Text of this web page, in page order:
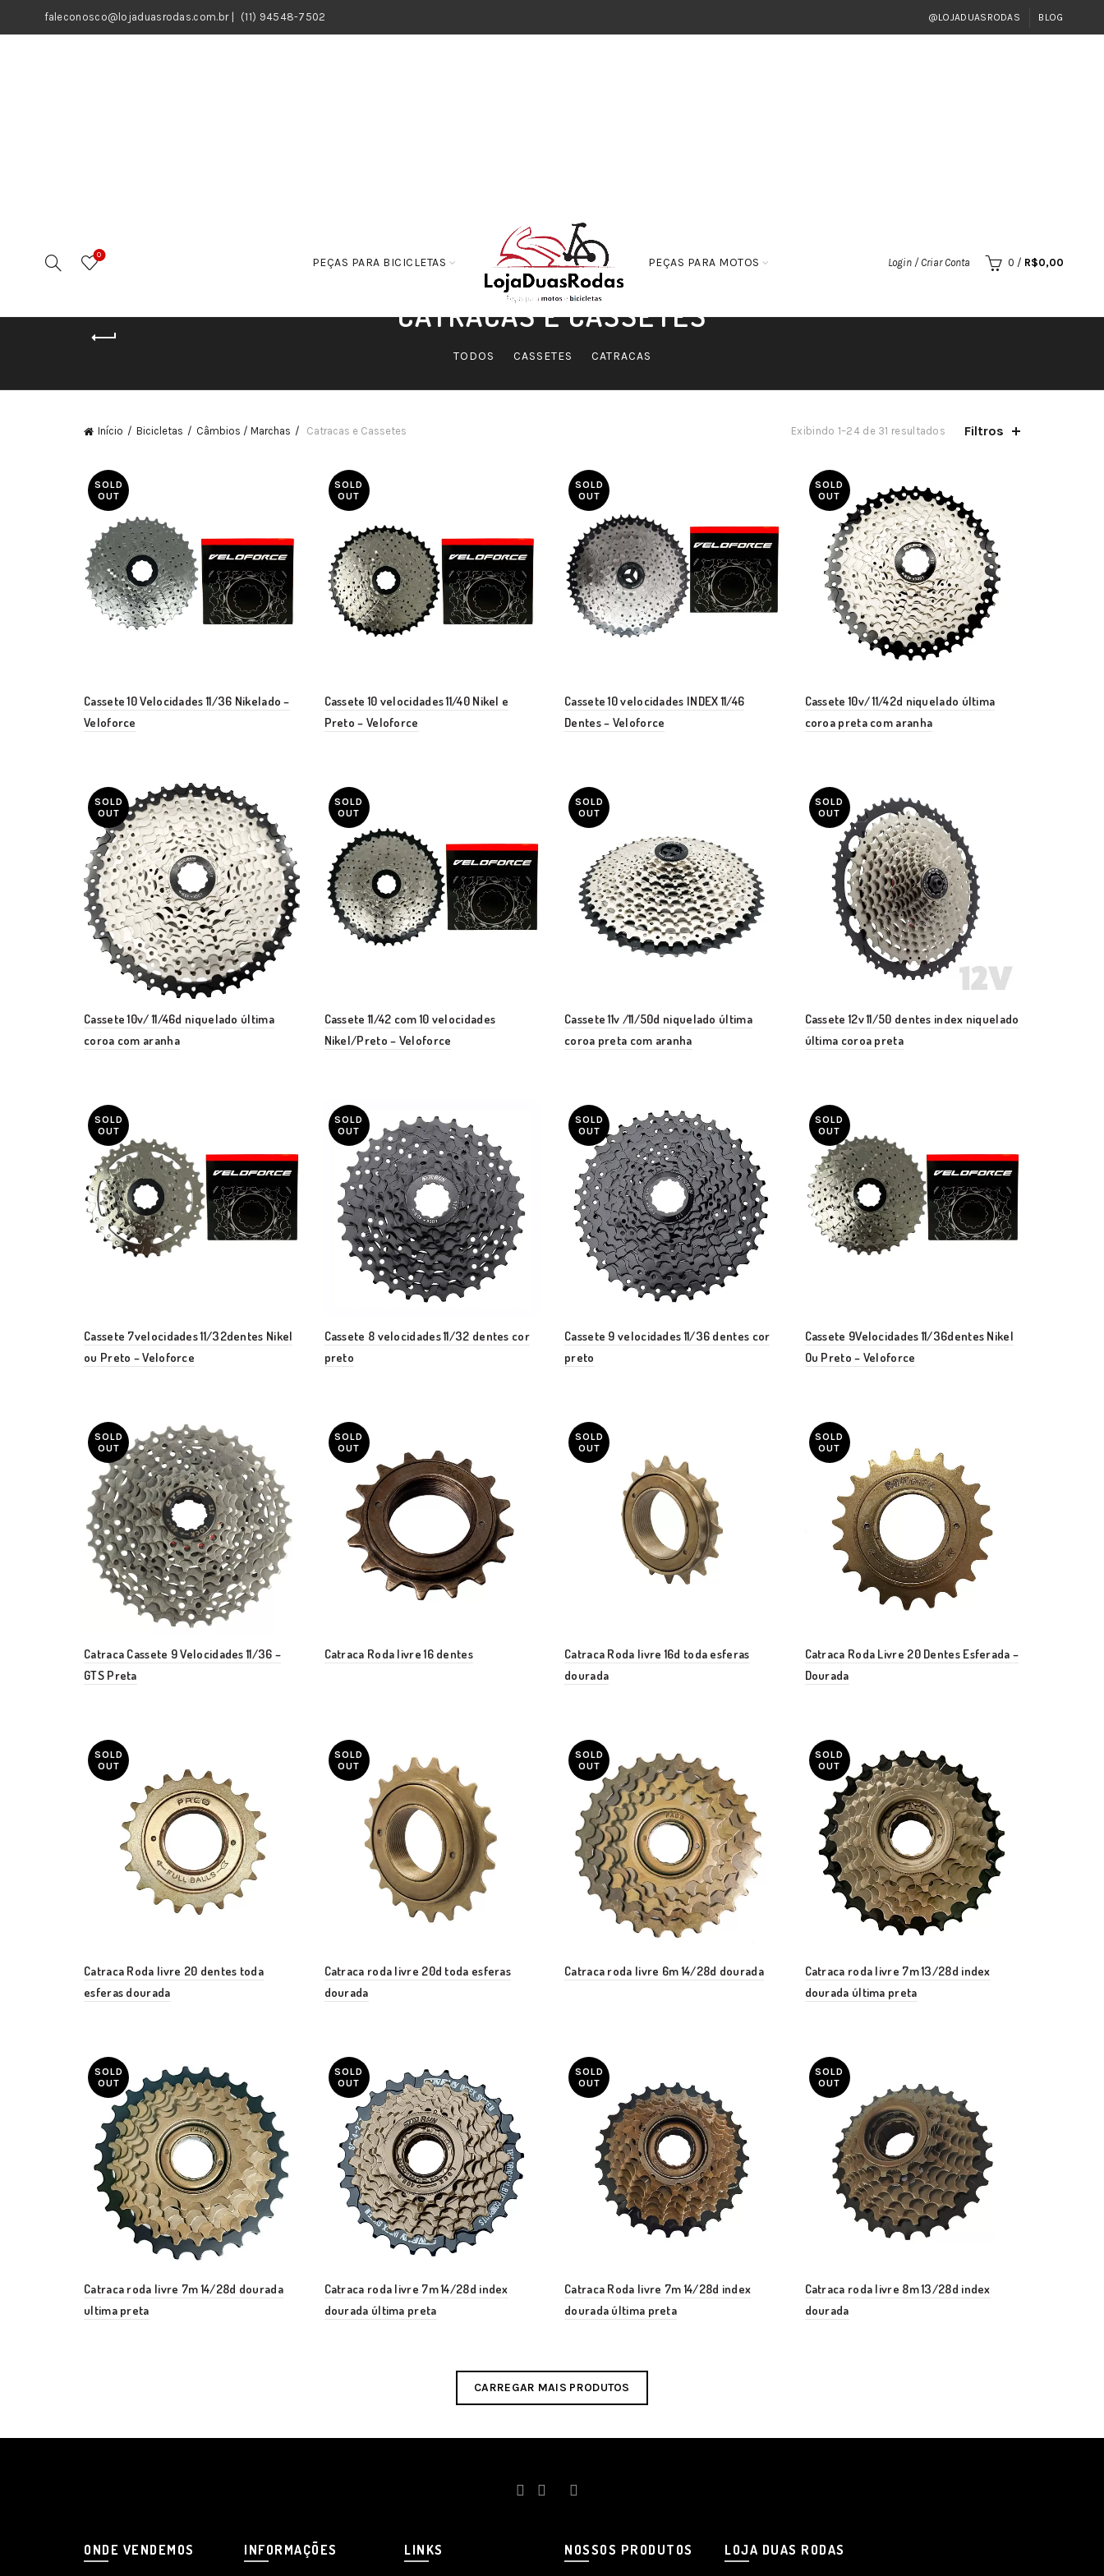
faleconosco@lojaduasrodas.com.br| (11) 94548-7502 @LOJADUASRODAS BLOG
0
PEÇAS PARA BICICLETAS PEÇAS PARA MOTOS Login / Criar Conta 0 / R$0,00
CATRACAS E CASSETES
TODOS CASSETES CATRACAS
Início Bicicletas Câmbios / Marchas Catracas e Cassetes Exibindo 1–24 de 31 resultados Filtros
SOLD
OUT
Cassete 10 Velocidades 11/36 Nikelado –
Veloforce
SOLD
OUT
Cassete 10 velocidades 11/40 Nikel e
Preto – Veloforce
SOLD
OUT
Cassete 10 velocidades INDEX 11/46
Dentes – Veloforce
SOLD
OUT
Cassete 10v/ 11/42d niquelado última
coroa preta com aranha
SOLD
OUT
Cassete 10v/ 11/46d niquelado última
coroa com aranha
SOLD
OUT
Cassete 11/42 com 10 velocidades
Nikel/Preto – Veloforce
SOLD
OUT
Cassete 11v /11/50d niquelado última
coroa preta com aranha
SOLD
OUT
Cassete 12v 11/50 dentes index niquelado
última coroa preta
SOLD
OUT
Cassete 7velocidades 11/32dentes Nikel
ou Preto – Veloforce
SOLD
OUT
Cassete 8 velocidades 11/32 dentes cor
preto
SOLD
OUT
Cassete 9 velocidades 11/36 dentes cor
preto
SOLD
OUT
Cassete 9Velocidades 11/36dentes Nikel
Ou Preto – Veloforce
SOLD
OUT
Catraca Cassete 9 Velocidades 11/36 –
GTS Preta
SOLD
OUT
Catraca Roda livre 16 dentes
SOLD
OUT
Catraca Roda livre 16d toda esferas
dourada
SOLD
OUT
Catraca Roda Livre 20 Dentes Esferada –
Dourada
SOLD
OUT
Catraca Roda livre 20 dentes toda
esferas dourada
SOLD
OUT
Catraca roda livre 20d toda esferas
dourada
SOLD
OUT
Catraca roda livre 6m 14/28d dourada
SOLD
OUT
Catraca roda livre 7m 13/28d index
dourada última preta
SOLD
OUT
Catraca roda livre 7m 14/28d dourada
ultima preta
SOLD
OUT
Catraca roda livre 7m 14/28d index
dourada última preta
SOLD
OUT
Catraca Roda livre 7m 14/28d index
dourada última preta
SOLD
OUT
Catraca roda livre 8m 13/28d index
dourada
CARREGAR MAIS PRODUTOS
ONDE VENDEMOS INFORMAÇÕES LINKS NOSSOS PRODUTOS LOJA DUAS RODAS